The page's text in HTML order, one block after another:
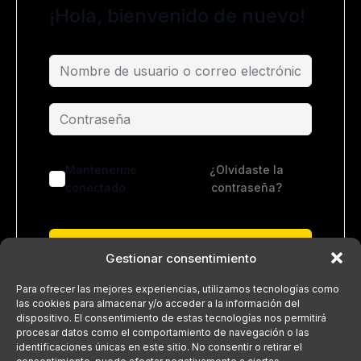
Gestionar consentimiento
Para ofrecer las mejores experiencias, utilizamos tecnologías como
las cookies para almacenar y/o acceder a la información del
dispositivo. El consentimiento de estas tecnologías nos permitirá
procesar datos como el comportamiento de navegación o las
identificaciones únicas en este sitio. No consentir o retirar el
¡Hola, bienvenido de nuevo!
Mantenerme
conectado
¿Olvidaste la
contraseña?
¿No tienes una cuenta?Regístrate ahora